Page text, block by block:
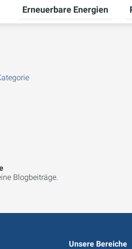
Erneuerbare Energien
Blogbeiträge.
Unsere Bereiche